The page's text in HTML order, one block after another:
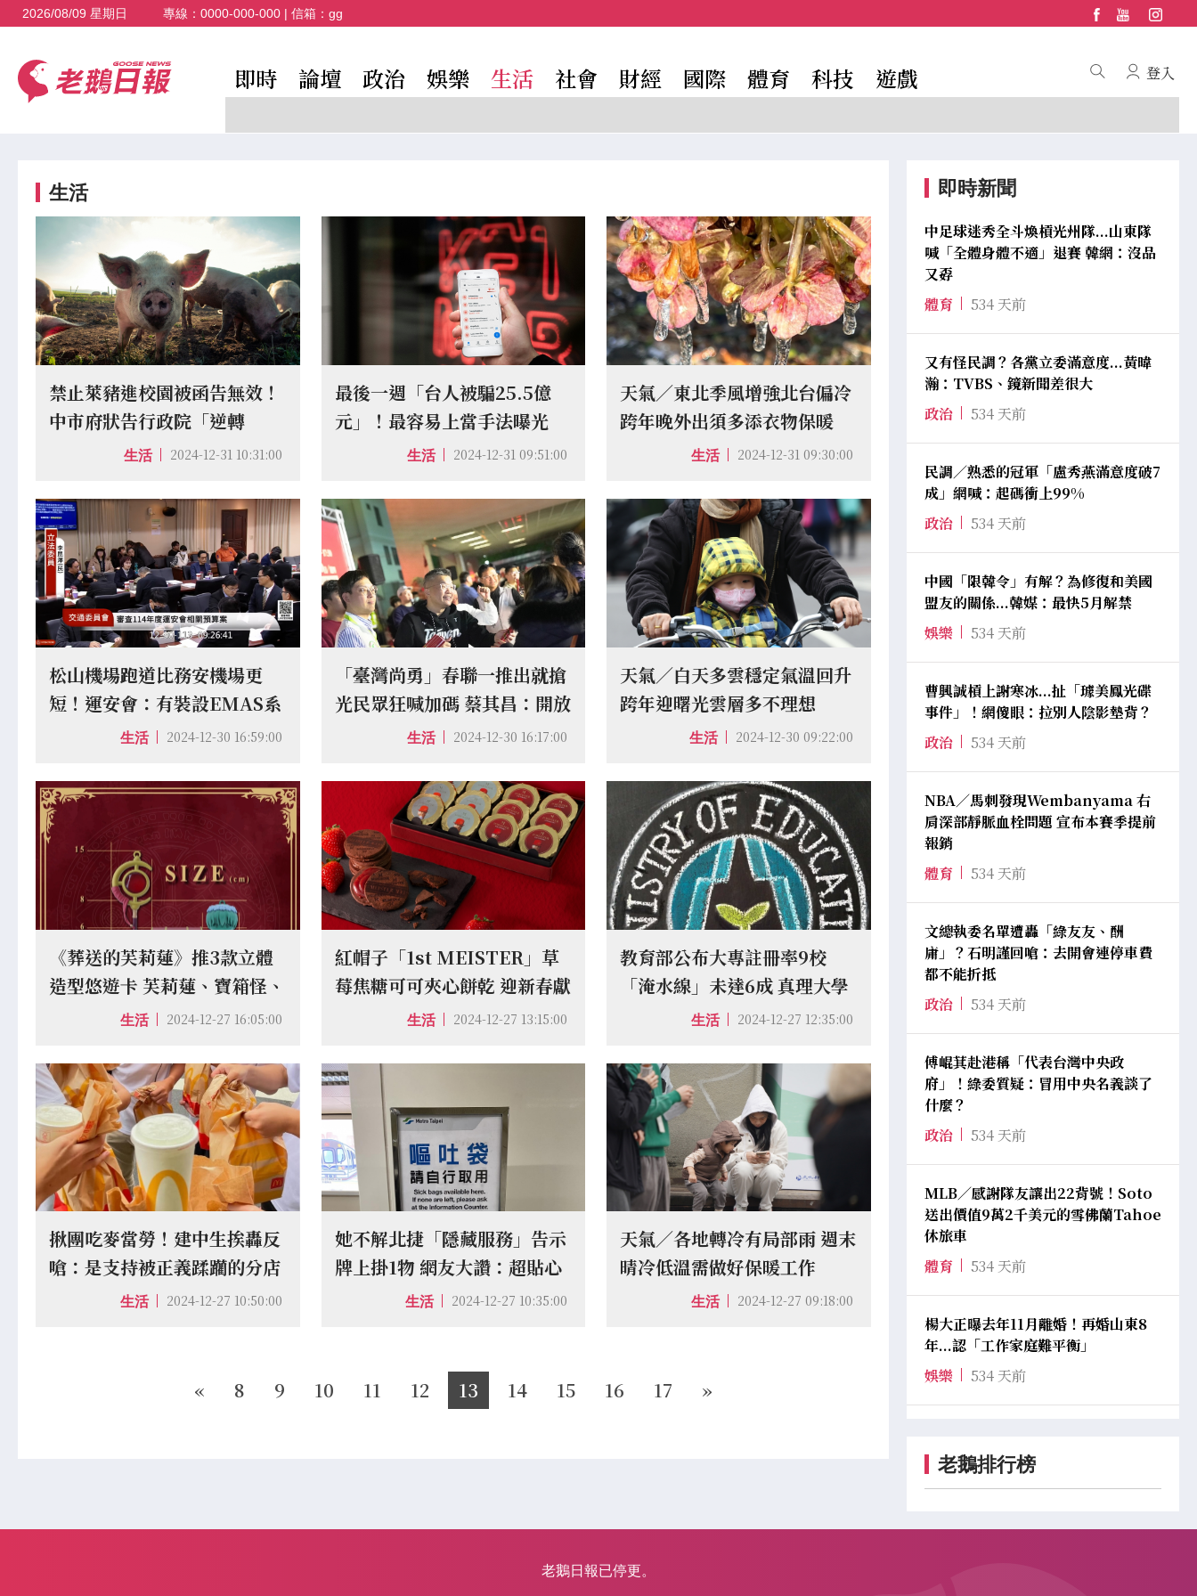
2026/08/09 星期日 專線： 0000-000-000 | 信箱： gg
即時 論壇 政治 娛樂 生活 社會 財經 國際 體育 科技 遊戲 登入
生活
禁止萊豬進校園被函告無效！
中市府狀告行政院「逆轉
勝」：捍衛食安絕不妥協
生活 2024-12-31 10:31:00
最後一週「台人被騙25.5億
元」！最容易上當手法曝光
生活 2024-12-31 09:51:00
天氣／東北季風增強北台偏冷
跨年晚外出須多添衣物保暖
生活 2024-12-31 09:30:00
松山機場跑道比務安機場更
短！運安會：有裝設EMAS系
統補足安全性
生活 2024-12-30 16:59:00
「臺灣尚勇」春聯一推出就搶
光民眾狂喊加碼 蔡其昌：開放
電子檔列印
生活 2024-12-30 16:17:00
天氣／白天多雲穩定氣溫回升
跨年迎曙光雲層多不理想
生活 2024-12-30 09:22:00
《葬送的芙莉蓮》推3款立體
造型悠遊卡 芙莉蓮、寶箱怪、
欣梅爾限時預購
生活 2024-12-27 16:05:00
紅帽子「1st MEISTER」草
莓焦糖可可夾心餅乾 迎新春獻
上甜蜜祝福
生活 2024-12-27 13:15:00
教育部公布大專註冊率9校
「淹水線」未達6成 真理大學
3成敬陪末座
生活 2024-12-27 12:35:00
揪團吃麥當勞！建中生挨轟反
嗆：是支持被正義蹂躪的分店
生活 2024-12-27 10:50:00
她不解北捷「隱藏服務」告示
牌上掛1物 網友大讚：超貼心
生活 2024-12-27 10:35:00
天氣／各地轉冷有局部雨 週末
晴冷低溫需做好保暖工作
生活 2024-12-27 09:18:00
« 8 9 10 11 12 13 14 15 16 17 »
即時新聞
中足球迷秀全斗煥槓光州隊...山東隊
喊「全體身體不適」退賽 韓網：沒品
又孬
體育
534 天前
又有怪民調？各黨立委滿意度...黃暐
瀚：TVBS、鏡新聞差很大
政治
534 天前
民調／熟悉的冠軍「盧秀燕滿意度破7
成」網喊：起碼衝上99%
政治
534 天前
中國「限韓令」有解？為修復和美國
盟友的關係...韓媒：最快5月解禁
娛樂
534 天前
曹興誠槓上謝寒冰...扯「璩美鳳光碟
事件」！網傻眼：拉別人陰影墊背？
政治
534 天前
NBA／馬刺發現Wembanyama 右
肩深部靜脈血栓問題 宣布本賽季提前
報銷
體育
534 天前
文總執委名單遭轟「綠友友、酬
庸」？石明謹回嗆：去開會連停車費
都不能折抵
政治
534 天前
傅崐萁赴港稱「代表台灣中央政
府」！綠委質疑：冒用中央名義談了
什麼？
政治
534 天前
MLB／感謝隊友讓出22背號！Soto
送出價值9萬2千美元的雪佛蘭Tahoe
休旅車
體育
534 天前
楊大正曝去年11月離婚！再婚山東8
年...認「工作家庭難平衡」
娛樂
534 天前
老鵝排行榜
老鵝日報已停更。